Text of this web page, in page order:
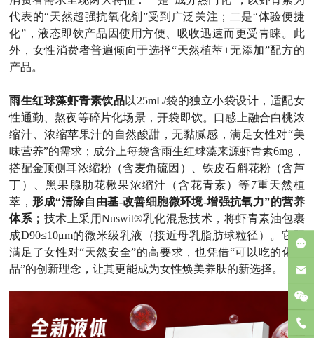
代表的“天然超强抗氧化剂”受到广泛关注；二是“体验便捷
化”，液态即饮产品因使用方便、吸收迅速而更受青睐。此
外，女性消费者普遍倾向于选择“天然植萃+无添加”配方的
产品。
雨生红球藻虾青素饮品以25mL/袋的独立小袋设计，适配女
性通勤、熬夜等碎片化场景，开袋即饮。口感上融合白桃浓
缩汁、浓缩苹果汁的自然酸甜，无黏腻感，满足女性对“美
味营养”的需求；成分上每袋含雨生红球藻来源虾青素6mg，
搭配金顶侧耳浓缩粉（含麦角硫因）、铁皮石斛花粉（含芦
丁）、黑果腺肋花楸果浓缩汁（含花青素）等7重天然植
萃，形成“清除自由基-改善细胞微环境-增强抗氧力”的营养
体系； 技术上采用Nuswit®乳化混悬技术，将虾青素油包裹
成D90≤10μm的微米级乳液（接近母乳脂肪球粒径）。它既
满足了女性对“天然安全”的高要求，也凭借“可以吃的化妆
品”的创新理念，让其更能成为女性焕美养肤的新选择。